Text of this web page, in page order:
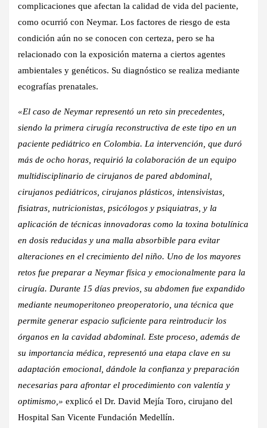
complicaciones que afectan la calidad de vida del paciente,
como ocurrió con Neymar. Los factores de riesgo de esta
condición aún no se conocen con certeza, pero se ha
relacionado con la exposición materna a ciertos agentes
ambientales y genéticos. Su diagnóstico se realiza mediante
ecografías prenatales.
«El caso de Neymar representó un reto sin precedentes,
siendo la primera cirugía reconstructiva de este tipo en un
paciente pediátrico en Colombia. La intervención, que duró
más de ocho horas, requirió la colaboración de un equipo
multidisciplinario de cirujanos de pared abdominal,
cirujanos pediátricos, cirujanos plásticos, intensivistas,
fisiatras, nutricionistas, psicólogos y psiquiatras, y la
aplicación de técnicas innovadoras como la toxina botulínica
en dosis reducidas y una malla absorbible para evitar
alteraciones en el crecimiento del niño. Uno de los mayores
retos fue preparar a Neymar física y emocionalmente para la
cirugía. Durante 15 días previos, su abdomen fue expandido
mediante neumoperitoneo preoperatorio, una técnica que
permite generar espacio suficiente para reintroducir los
órganos en la cavidad abdominal. Este proceso, además de
su importancia médica, representó una etapa clave en su
adaptación emocional, dándole la confianza y preparación
necesarias para afrontar el procedimiento con valentía y
optimismo,» explicó el Dr. David Mejía Toro, cirujano del
Hospital San Vicente Fundación Medellín.